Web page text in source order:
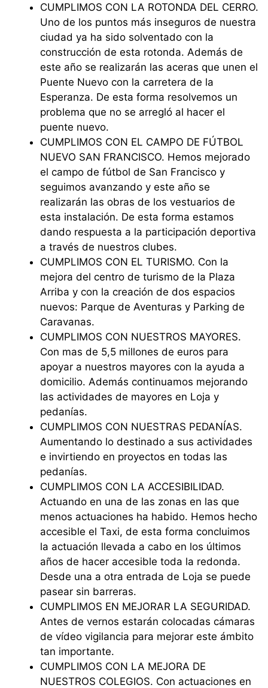
⁠CUMPLIMOS CON LA ROTONDA DEL CERRO.
Uno de los puntos más inseguros de nuestra
ciudad ya ha sido solventado con la
construcción de esta rotonda. Además de
este año se realizarán las aceras que unen el
Puente Nuevo con la carretera de la
Esperanza. De esta forma resolvemos un
problema que no se arregló al hacer el
puente nuevo.
⁠CUMPLIMOS CON EL CAMPO DE FÚTBOL
NUEVO SAN FRANCISCO. Hemos mejorado
el campo de fútbol de San Francisco y
seguimos avanzando y este año se
realizarán las obras de los vestuarios de
esta instalación. De esta forma estamos
dando respuesta a la participación deportiva
a través de nuestros clubes.
⁠CUMPLIMOS CON EL TURISMO. Con la
mejora del centro de turismo de la Plaza
Arriba y con la creación de dos espacios
nuevos: Parque de Aventuras y Parking de
Caravanas.
⁠CUMPLIMOS CON NUESTROS MAYORES.
Con mas de 5,5 millones de euros para
apoyar a nuestros mayores con la ayuda a
domicilio. Además continuamos mejorando
las actividades de mayores en Loja y
pedanías.
⁠CUMPLIMOS CON NUESTRAS PEDANÍAS.
Aumentando lo destinado a sus actividades
e invirtiendo en proyectos en todas las
pedanías.
⁠CUMPLIMOS CON LA ACCESIBILIDAD.
Actuando en una de las zonas en las que
menos actuaciones ha habido. Hemos hecho
accesible el Taxi, de esta forma concluimos
la actuación llevada a cabo en los últimos
años de hacer accesible toda la redonda.
Desde una a otra entrada de Loja se puede
pasear sin barreras.
⁠CUMPLIMOS EN MEJORAR LA SEGURIDAD.
Antes de vernos estarán colocadas cámaras
de vídeo vigilancia para mejorar este ámbito
tan importante.
CUMPLIMOS CON LA MEJORA DE
NUESTROS COLEGIOS. Con actuaciones en